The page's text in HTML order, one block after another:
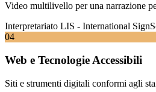
Video multilivello per una narrazione
Interpretariato LIS - International Sign
04
Web e Tecnologie Accessibili
Siti e strumenti digitali conformi agli